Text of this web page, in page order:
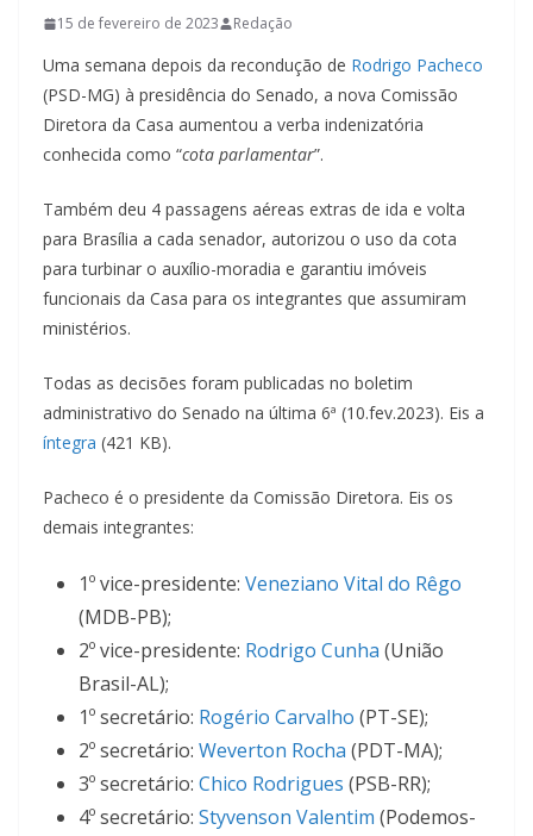
15 de fevereiro de 2023 Redação
Uma semana depois da recondução de Rodrigo Pacheco
(PSD-MG) à presidência do Senado, a nova Comissão
Diretora da Casa aumentou a verba indenizatória
conhecida como “cota parlamentar”.
Também deu 4 passagens aéreas extras de ida e volta
para Brasília a cada senador, autorizou o uso da cota
para turbinar o auxílio-moradia e garantiu imóveis
funcionais da Casa para os integrantes que assumiram
ministérios.
Todas as decisões foram publicadas no boletim
administrativo do Senado na última 6ª (10.fev.2023). Eis a
íntegra (421 KB).
Pacheco é o presidente da Comissão Diretora. Eis os
demais integrantes:
1º vice-presidente: Veneziano Vital do Rêgo
(MDB-PB);
2º vice-presidente: Rodrigo Cunha (União
Brasil-AL);
1º secretário: Rogério Carvalho (PT-SE);
2º secretário: Weverton Rocha (PDT-MA);
3º secretário: Chico Rodrigues (PSB-RR);
4º secretário: Styvenson Valentim (Podemos-